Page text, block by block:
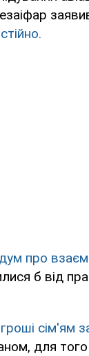
про
б від
сім'ям
для